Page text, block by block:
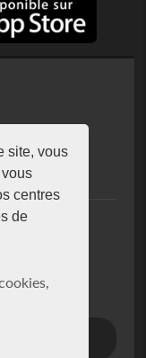
site, vous
centres
de